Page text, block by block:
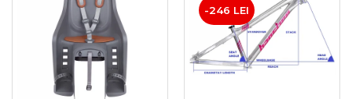
Piese furci
Furci cu suspensie
Ghidaje și întinzătoare lanț
Ghidoane și atașabile
-246 LEI